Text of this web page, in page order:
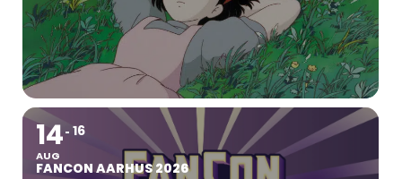
14
AUG
16
FANCON AARHUS 2026